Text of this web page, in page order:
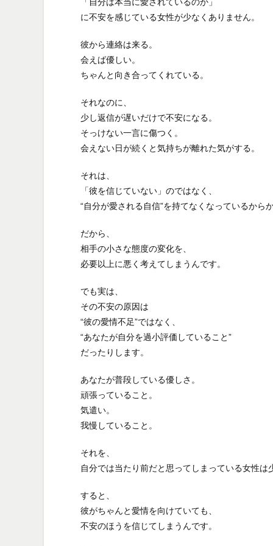
に不安を感じている女性が少なくありません。
彼から連絡は来る。
会えば優しい。
ちゃんと向き合ってくれている。
それなのに、
少し返信が遅いだけで不安になる。
そっけない一言に傷つく。
会えない日が続くと気持ちが離れた気がする。
それは、
「彼を信じていない」のではなく、
“自分が愛される自信”を持てなくなっているから
だから、
相手の小さな態度の変化を、
必要以上に悪く考えてしまうんです。
でも実は、
その不安の原因は
“彼の愛情不足”ではなく、
“あなたが自分を過小評価していること”
だったりします。
あなたが普段している優しさ。
頑張っていること。
気遣い。
我慢していること。
それを、
自分では当たり前だと思ってしまっている女性は
すると、
彼がちゃんと愛情を向けていても、
不安のほうを信じてしまうんです。